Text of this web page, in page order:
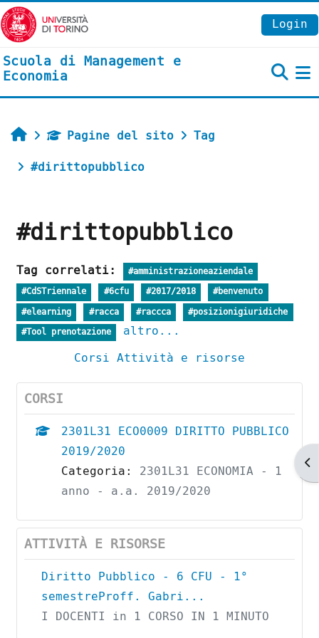
Vai al contenuto principale
Login
Scuola di Management e
Economia
HomePagine del sito
Tag
#dirittopubblico
#dirittopubblico
Tag correlati:
#amministrazioneaziendale
#CdSTriennale
#6cfu #2017/2018
#benvenuto
#elearning
#racca #raccca
#posizionigiuridiche
#Tool prenotazione
altro...
Corsi Attività e risorse
CORSI
2301L31 ECO0009 DIRITTO PUBBLICO
2019/2020
Categoria: 2301L31 ECONOMIA - 1
anno - a.a. 2019/2020
ATTIVITÀ E RISORSE
Diritto Pubblico - 6 CFU - 1°
semestreProff. Gabri...
I DOCENTI in 1 CORSO IN 1 MINUTO